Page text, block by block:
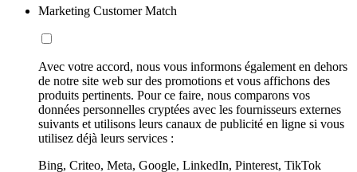
Marketing Customer Match
Avec votre accord, nous vous informons également en dehors
de notre site web sur des promotions et vous affichons des
produits pertinents. Pour ce faire, nous comparons vos
données personnelles cryptées avec les fournisseurs externes
suivants et utilisons leurs canaux de publicité en ligne si vous
utilisez déjà leurs services :
Bing, Criteo, Meta, Google, LinkedIn, Pinterest, TikTok